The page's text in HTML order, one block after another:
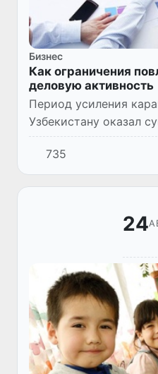
Бизнес
Как ограничения
деловую активность
Период усиления
Узбекистану оказал
воздействие на
Таково мнение
экономических
735
24